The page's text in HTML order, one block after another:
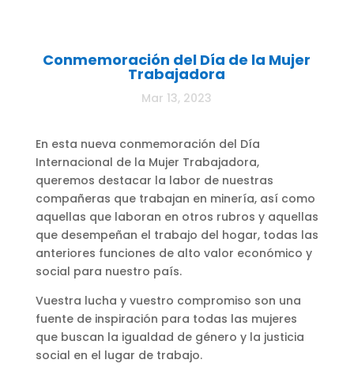
Conmemoración del Día de la Mujer
Trabajadora
Mar 13, 2023
En esta nueva conmemoración del Día
Internacional de la Mujer Trabajadora,
queremos destacar la labor de nuestras
compañeras que trabajan en minería, así como
aquellas que laboran en otros rubros y aquellas
que desempeñan el trabajo del hogar, todas las
anteriores funciones de alto valor económico y
social para nuestro país.
Vuestra lucha y vuestro compromiso son una
fuente de inspiración para todas las mujeres
que buscan la igualdad de género y la justicia
social en el lugar de trabajo.